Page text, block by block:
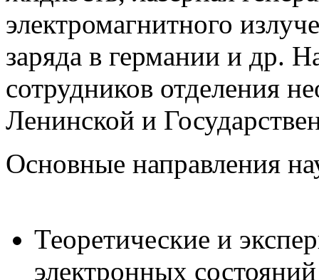
электромагнитного
заряда в германии и др.
сотрудников отделения
Ленинской и
Основные направления
Теоретические и
электронных